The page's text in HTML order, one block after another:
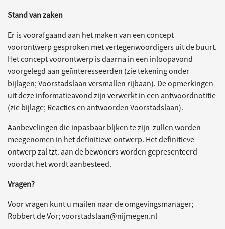
Stand van zaken
Er is voorafgaand aan het maken van een concept
voorontwerp gesproken met vertegenwoordigers uit de buurt.
Het concept voorontwerp is daarna in een inloopavond
voorgelegd aan geiïnteresseerden (zie tekening onder
bijlagen; Voorstadslaan versmallen rijbaan). De opmerkingen
uit deze informatieavond zijn verwerkt in een antwoordnotitie
(zie bijlage; Reacties en antwoorden Voorstadslaan).
Aanbevelingen die inpasbaar bljken te zijn zullen worden
meegenomen in het definitieve ontwerp. Het definitieve
ontwerp zal tzt. aan de bewoners worden gepresenteerd
voordat het wordt aanbesteed.
Vragen?
Voor vragen kunt u mailen naar de omgevingsmanager;
Robbert de Vor; voorstadslaan@nijmegen.nl